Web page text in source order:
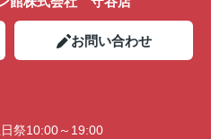
お問い合わせ
祭10:00～19:00